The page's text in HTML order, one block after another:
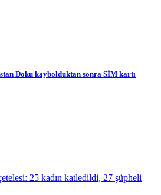
Doku kaybolduktan sonra SİM kartı
25 kadın katledildi, 27 şüpheli